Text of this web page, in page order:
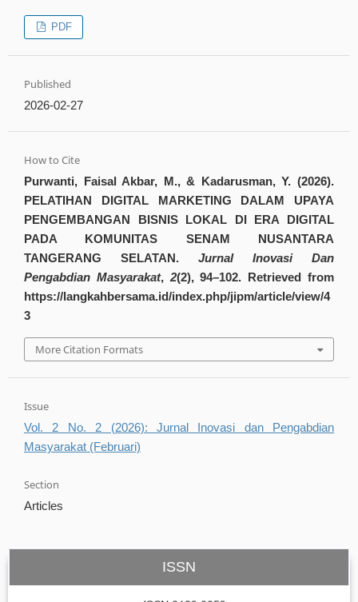
PDF
Published
2026-02-27
How to Cite
Purwanti, Faisal Akbar, M., & Kadarusman, Y. (2026).
PELATIHAN DIGITAL MARKETING DALAM UPAYA
PENGEMBANGAN BISNIS LOKAL DI ERA DIGITAL
PADA KOMUNITAS SENAM NUSANTARA
TANGERANG SELATAN. Jurnal Inovasi Dan
Pengabdian Masyarakat, 2(2), 94–102. Retrieved from
https://langkahbersama.id/index.php/jipm/article/view/4
3
More Citation Formats
Issue
Vol. 2 No. 2 (2026): Jurnal Inovasi dan Pengabdian
Masyarakat (Februari)
Section
Articles
ISSN